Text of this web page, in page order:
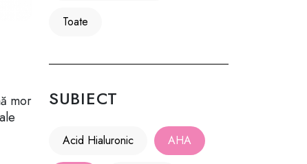
mor
Toate
SUBIECT
Acid Hialuronic AHA